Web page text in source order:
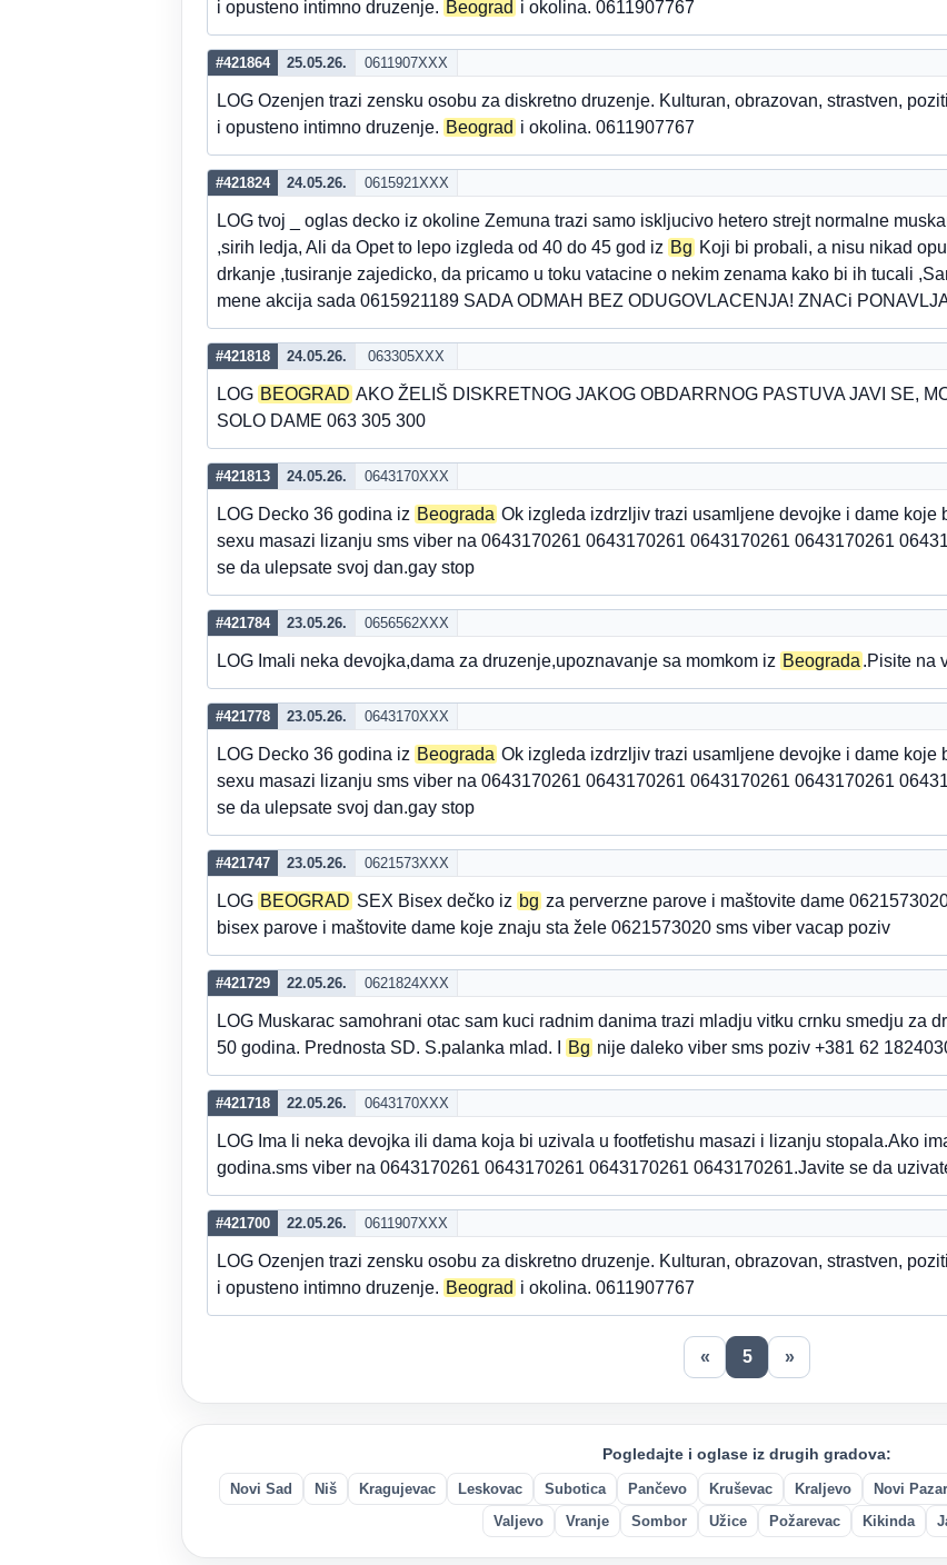
i opusteno intimno druzenje. Beograd i okolina. 0611907767
#421864 25.05.26. 0611907XXX
LOG Ozenjen trazi zensku osobu za diskretno druzenje. Kulturan, obrazovan, strastven,
i opusteno intimno druzenje. Beograd i okolina. 0611907767
#421824 24.05.26. 0615921XXX
LOG tvoj _ oglas decko iz okoline Zemuna trazi samo iskljucivo hetero strejt normalne
,sirih ledja, Ali da Opet to lepo izgleda od 40 do 45 god iz Bg Koji bi probali, a nisu nikad
drkanje ,tusiranje zajedicko, da pricamo u toku vatacine o nekim zenama kako bi ih tucali
mene akcija sada 0615921189 SADA ODMAH BEZ ODUGOVLACENJA! ZNACi
#421818 24.05.26. 063305XXX
LOG BEOGRAD AKO ŽELIŠ DISKRETNOG JAKOG OBDARRNOG PASTUVA JAVI SE,
SOLO DAME 063 305 300
#421813 24.05.26. 0643170XXX
LOG Decko 36 godina iz Beograda Ok izgleda izdrzljiv trazi usamljene devojke i dame koje
sexu masazi lizanju sms viber na 0643170261 0643170261 0643170261 0643170261
se da ulepsate svoj dan.gay stop
#421784 23.05.26. 0656562XXX
LOG Imali neka devojka,dama za druzenje,upoznavanje sa momkom iz Beograda .Pisite na
#421778 23.05.26. 0643170XXX
LOG Decko 36 godina iz Beograda Ok izgleda izdrzljiv trazi usamljene devojke i dame koje
sexu masazi lizanju sms viber na 0643170261 0643170261 0643170261 0643170261
se da ulepsate svoj dan.gay stop
#421747 23.05.26. 0621573XXX
LOG BEOGRAD SEX Bisex dečko iz bg za perverzne parove i maštovite dame
bisex parove i maštovite dame koje znaju sta žele 0621573020 sms viber vacap poziv
#421729 22.05.26. 0621824XXX
LOG Muskarac samohrani otac sam kuci radnim danima trazi mladju vitku crnku smedju za
50 godina. Prednosta SD. S.palanka mlad. I
Bg nije daleko viber sms poziv +381 62
#421718 22.05.26. 0643170XXX
LOG Ima li neka devojka ili dama koja bi uzivala u footfetishu masazi i lizanju stopala.Ako
godina.sms viber na 0643170261 0643170261 0643170261 0643170261.Javite se da
#421700 22.05.26. 0611907XXX
LOG Ozenjen trazi zensku osobu za diskretno druzenje. Kulturan, obrazovan, strastven,
i opusteno intimno druzenje. Beograd i okolina. 0611907767
« 5 »
Pogledajte i oglase iz drugih gradova:
Novi Sad Niš Kragujevac Leskovac Subotica Pančevo Kruševac Kraljevo Novi Pazar
Valjevo
Vranje Sombor Užice Požarevac Kikinda